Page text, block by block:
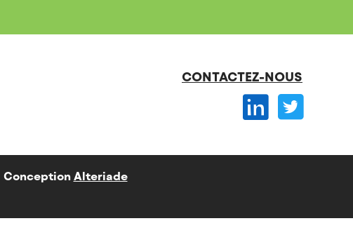
CONTACTEZ-NOUS
Conception Alteriade